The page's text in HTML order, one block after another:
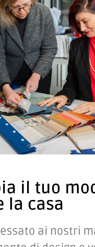
il tuo
la casa